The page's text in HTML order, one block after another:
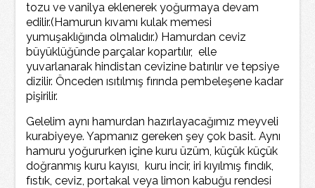
tozu ve vanilya eklenerek yoğurmaya devam
edilir.(Hamurun kıvamı kulak memesi
yumuşaklığında olmalıdır.) Hamurdan ceviz
büyüklüğünde parçalar kopartılır, elle
yuvarlanarak hindistan cevizine batırılır ve tepsiye
dizilir. Önceden ısıtılmış fırında pembeleşene kadar
pişirilir.
Gelelim aynı hamurdan hazırlayacağımız meyveli
kurabiyeye. Yapmanız gereken şey çok basit. Aynı
hamuru yoğururken içine kuru üzüm, küçük küçük
doğranmış kuru kayısı, kuru incir, iri kıyılmış fındık,
fıstık, ceviz, portakal veya limon kabuğu rendesi